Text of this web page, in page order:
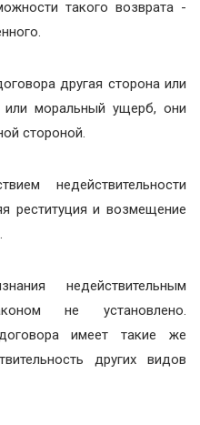
такого возврата -
другая сторона или
или моральный ущерб, они
стороной.
недействительности
реституция и возмещение
недействительным
не установлено.
имеет такие же
других видов